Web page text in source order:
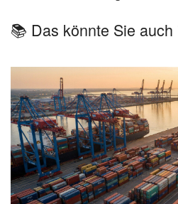
📚 Das könnte Sie